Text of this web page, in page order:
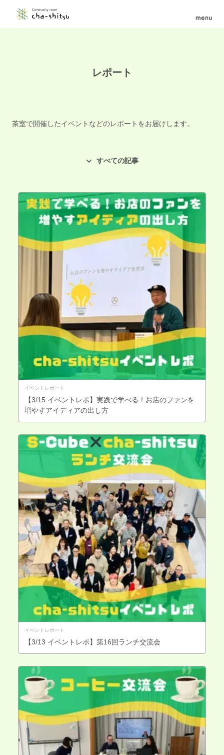
レポート
茶室で開催したイベントなどのレポートをお届けします。
すべての記事
イベントレポート
【3/15 イベントレポ】実践で学べる！お店のファンを
増やすアイディアの出し方
イベントレポート
【3/13 イベントレポ】第16回ランチ交流会